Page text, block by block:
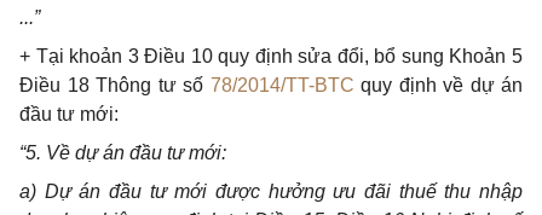
...”
+ Tại khoản 3 Điều 10 quy định sửa đổi, bổ sung Khoản 5
Điều 18 Thông tư số 78/2014/TT-BTC quy định về dự án
đầu tư mới:
“5. Về dự án đầu tư mới:
a) Dự án đầu tư mới được hưởng ưu đãi thuế thu nhập